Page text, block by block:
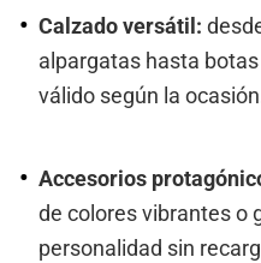
Calzado versátil:
alpargatas hasta
válido según la
Accesorios
de colores vibrantes o
personalidad sin